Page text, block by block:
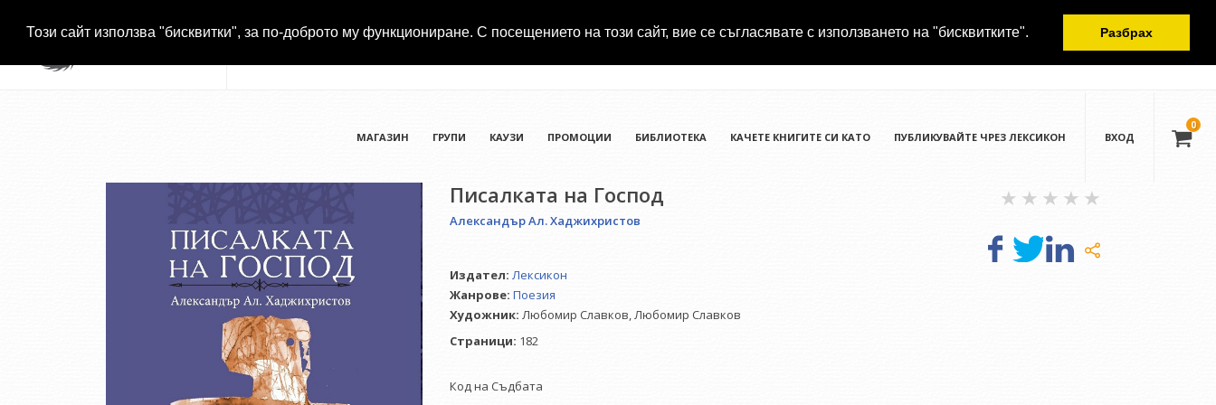
Този сайт използва "бисквитки", за по-доброто му функциониране. С посещението на този сайт, вие се съгласявате с използването на "бисквитките". Разбрах
МАГАЗИН ГРУПИ КАУЗИ ПРОМОЦИИ БИБЛИОТЕКА КАЧЕТЕ КНИГИТЕ СИ КАТО ПУБЛИКУВАЙТЕ ЧРЕЗ ЛЕКСИКОН ВХОД
0
Писалката на Господ
Александър Ал. Хаджихристов
Издател: Лексикон
Жанрове: Поезия
Художник: Любомир Славков,Любомир Славков
Страници: 182
Код на Съдбата